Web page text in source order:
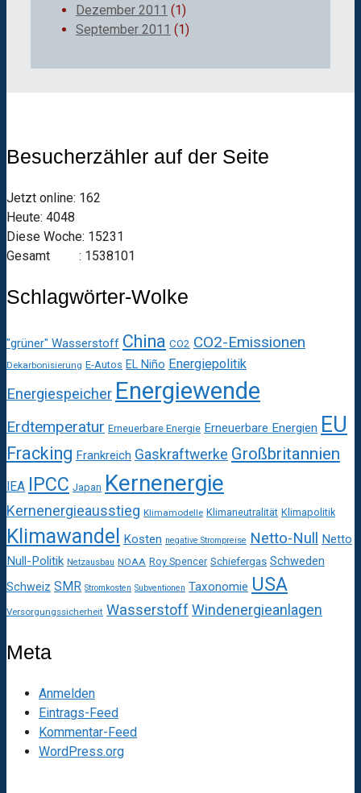
Dezember 2011 (1)
September 2011 (1)
Besucherzähler auf der Seite
Jetzt online: 162
Heute: 4048
Diese Woche: 15231
Gesamt : 1538101
Schlagwörter-Wolke
"grüner" Wasserstoff China CO2 CO2-Emissionen
Dekarbonisierung E-Autos EL Niño Energiepolitik
Energiespeicher Energiewende
Erdtemperatur Erneuerbare Energie Erneuerbare Energien EU
Fracking Frankreich Gaskraftwerke Großbritannien
IEA IPCC Japan Kernenergie
Kernenergieausstieg Klimamodelle Klimaneutralität Klimapolitik
Klimawandel Kosten negative Strompreise Netto-Null
Netto
Null-Politik Netzausbau NOAA Roy Spencer Schiefergas Schweden
Schweiz SMR Stromkosten Subventionen Taxonomie USA
Versorgungssicherheit Wasserstoff Windenergieanlagen
Meta
Anmelden
Eintrags-Feed
Kommentar-Feed
WordPress.org